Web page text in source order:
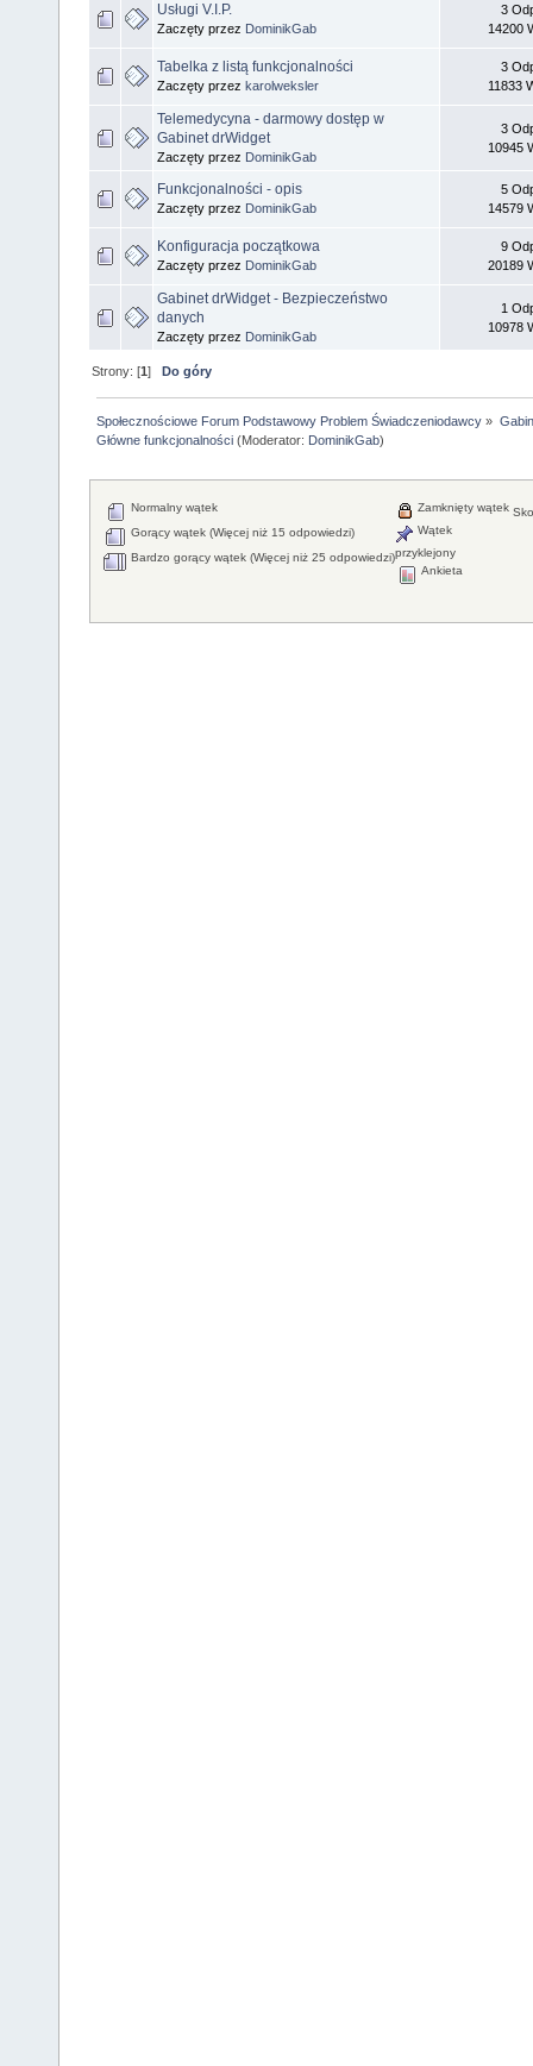
Usługi V.I.P.
Zaczęty przez DominikGab
3
14200
Tabelka z listą funkcjonalności
Zaczęty przez karolweksler
3
11833
Telemedycyna - darmowy dostęp w
Gabinet drWidget
Zaczęty przez DominikGab
3
10945
Funkcjonalności - opis
Zaczęty przez DominikGab
5
14579
Konfiguracja początkowa
Zaczęty przez DominikGab
9
20189
Gabinet drWidget - Bezpieczeństwo
danych
Zaczęty przez DominikGab
1
10978
Strony: [1] Do góry
Społecznościowe Forum Podstawowy Problem Świadczeniodawcy »
Główne funkcjonalności (Moderator: DominikGab)
Normalny wątek
Gorący wątek (Więcej niż 15 odpowiedzi)
Bardzo gorący wątek (Więcej niż 25 odpowiedzi)
Zamknięty wątek
Wątek
przyklejony
Ankieta